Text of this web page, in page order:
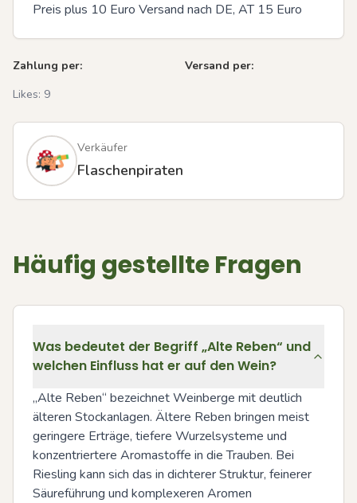
Preis plus 10 Euro Versand nach DE, AT 15 Euro
Zahlung per:
Versand per:
Likes: 9
Verkäufer
Flaschenpiraten
Häufig gestellte Fragen
Was bedeutet der Begriff „Alte Reben“ und
welchen Einfluss hat er auf den Wein?
„Alte Reben“ bezeichnet Weinberge mit deutlich
älteren Stockanlagen. Ältere Reben bringen meist
geringere Erträge, tiefere Wurzelsysteme und
konzentriertere Aromastoffe in die Trauben. Bei
Riesling kann sich das in dichterer Struktur, feinerer
Säureführung und komplexeren Aromen